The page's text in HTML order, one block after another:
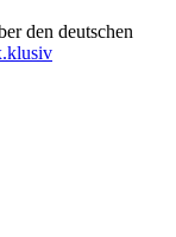
den deutschen